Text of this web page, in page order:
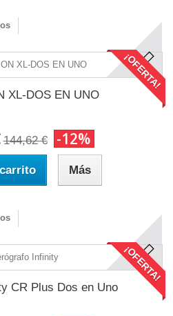
¡OFERTA!
XL-DOS EN UNO
144,62 € -12%
Más
¡OFERTA!
CR Plus Dos en Uno